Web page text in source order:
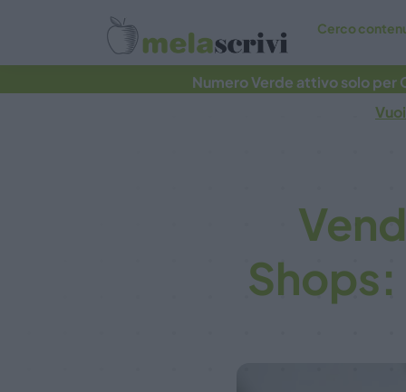
Cerco
Numero Verde attivo solo per